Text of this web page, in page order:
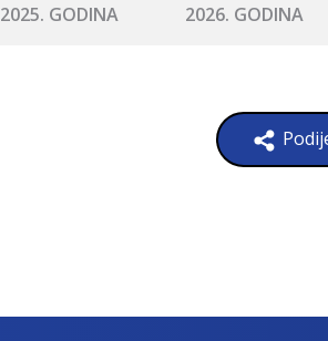
2025. GODINA 2026. GODINA